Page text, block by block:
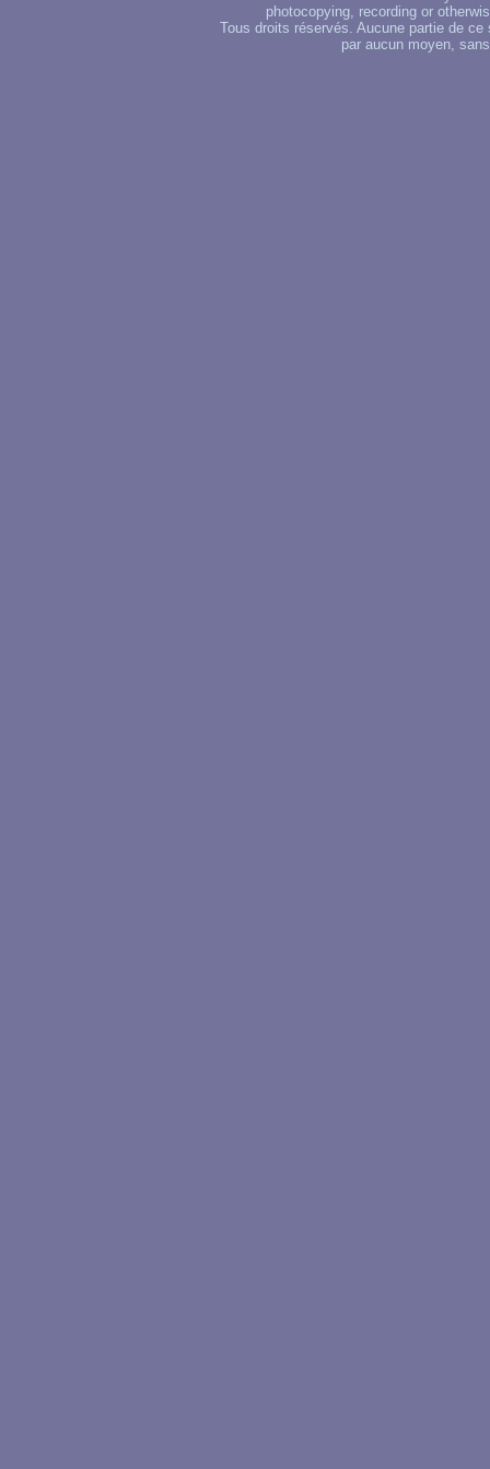
photocopying, recording or
Tous droits réservés. Aucune partie de
par aucun moyen,